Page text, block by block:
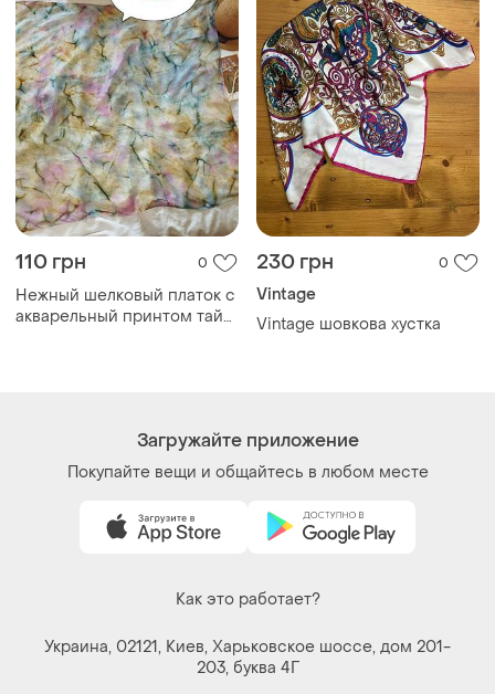
110 грн 0
Нежный шелковый платок с
акварельный принтом тай-
230 грн 0
Vintage
Vintage шовкова хустка
Загружайте приложение
Покупайте вещи и общайтесь в любом месте
Как это работает?
Украина, 02121, Киев, Харьковское шоссе, дом 201-
203, буква 4Г